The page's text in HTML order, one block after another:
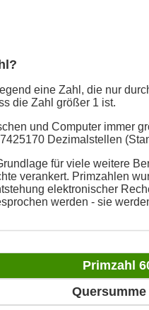
eine Zahl, die nur
die Zahl größer 1 ist.
und Computer immer
Dezimalstellen
für viele weitere
verankert. Primzahlen
elektronischer
werden - sie
Primzahl
Quersumme